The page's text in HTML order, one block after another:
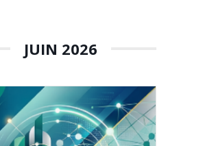
JUIN 2026